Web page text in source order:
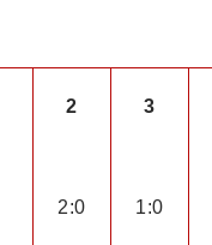
2 3
2:0 1:0